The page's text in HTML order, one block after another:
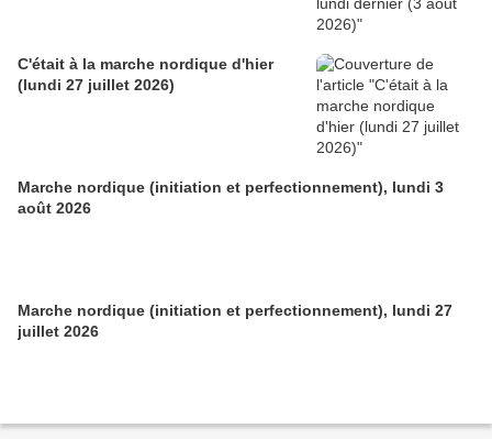
C'était à la marche nordique d'hier
(lundi 27 juillet 2026)
Marche nordique (initiation et perfectionnement), lundi 3
août 2026
Marche nordique (initiation et perfectionnement), lundi 27
juillet 2026